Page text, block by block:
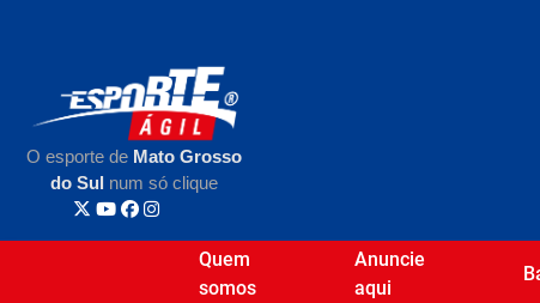
O esporte de Mato Grosso
do Sul num só clique
Quem
somos
Anuncie
aqui